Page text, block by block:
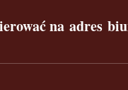
na adres